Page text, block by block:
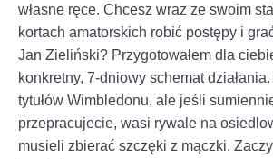
własne ręce. Chcesz wraz ze swoim
kortach amatorskich robić postępy i
Jan Zieliński? Przygotowałem dla
konkretny, 7-dniowy schemat
tytułów Wimbledonu, ale jeśli
przepracujecie, wasi rywale na
musieli zbierać szczęki z mączki.